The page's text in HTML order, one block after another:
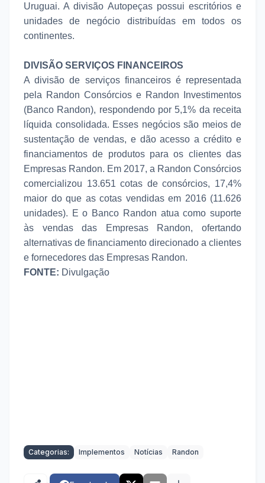
Uruguai. A divisão Autopeças possui escritórios e
unidades de negócio distribuídas em todos os
continentes.
DIVISÃO SERVIÇOS FINANCEIROS
A divisão de serviços financeiros é representada
pela Randon Consórcios e Randon Investimentos
(Banco Randon), respondendo por 5,1% da receita
líquida consolidada. Esses negócios são meios de
sustentação de vendas, e dão acesso a crédito e
financiamentos de produtos para os clientes das
Empresas Randon. Em 2017, a Randon Consórcios
comercializou 13.651 cotas de consórcios, 17,4%
maior do que as cotas vendidas em 2016 (11.626
unidades). E o Banco Randon atua como suporte
às vendas das Empresas Randon, ofertando
alternativas de financiamento direcionado a clientes
e fornecedores das Empresas Randon.
FONTE: Divulgação
Categorias: Implementos Notícias Randon